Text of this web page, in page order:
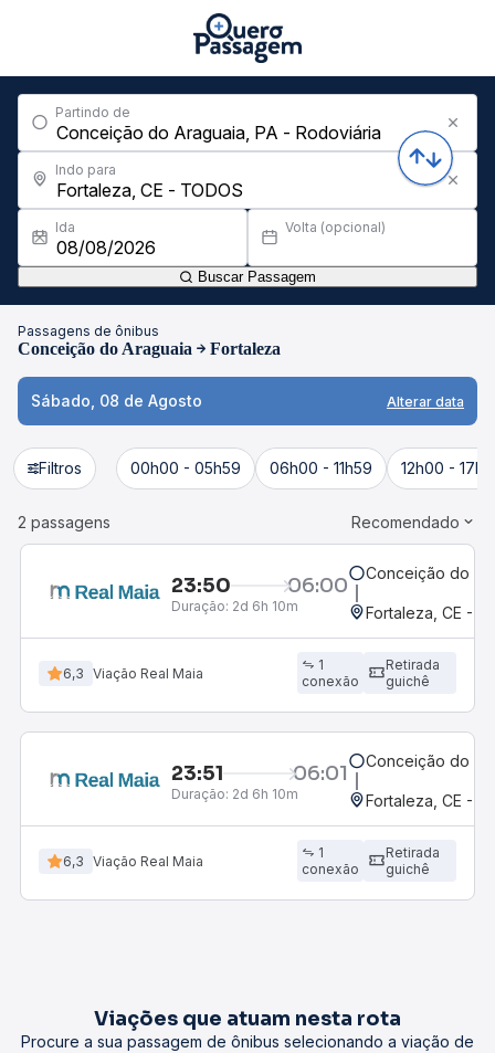
Partindo de
Indo para
Ida Volta (opcional)
Buscar Passagem
Passagens de ônibus
Conceição do Araguaia Fortaleza
Sábado, 08 de Agosto Alterar data
Filtros 00h00 - 05h59 06h00 - 11h59 12h00 -
2 passagens Recomendado
23:50 06:00
Duração: 2d 6h 10m
Conceição do
Fortaleza, CE -
6,3 Viação Real Maia
1
conexão
Retirada
guichê
23:51 06:01
Duração: 2d 6h 10m
Conceição do
Fortaleza, CE -
6,3 Viação Real Maia
1
conexão
Retirada
guichê
Viações que atuam nesta rota
Procure a sua passagem de ônibus selecionando a viação de